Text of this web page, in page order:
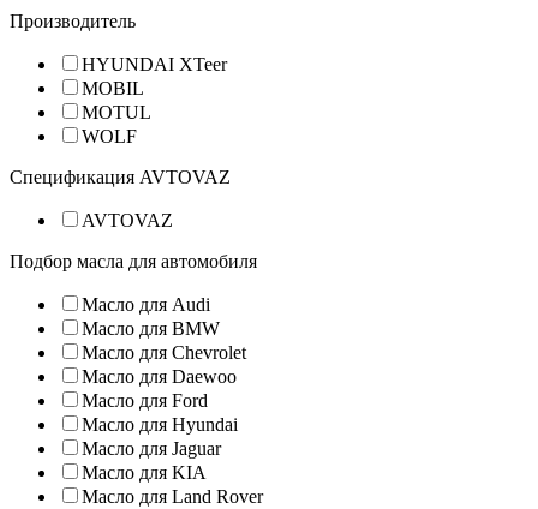
Производитель
HYUNDAI XTeer
MOBIL
MOTUL
WOLF
Спецификация AVTOVAZ
AVTOVAZ
Подбор масла для автомобиля
Масло для Audi
Масло для BMW
Масло для Chevrolet
Масло для Daewoo
Масло для Ford
Масло для Hyundai
Масло для Jaguar
Масло для KIA
Масло для Land Rover